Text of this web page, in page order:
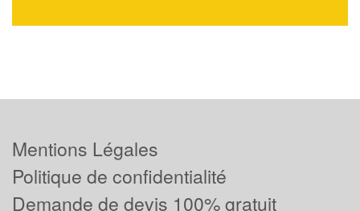
Mentions Légales
Politique de confidentialité
Demande de devis 100% gratuit